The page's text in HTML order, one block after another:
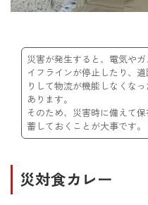
災害が発生すると、電気や
イフラインが停止したり、
りして物流が機能しなくな
あります。
そのため、災害時に備えて
蓄しておくことが大事です。
災対食カレー